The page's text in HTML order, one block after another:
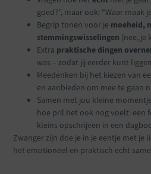
goed?”, maar ook: “Waar maak
Begrip tonen voor je moeheid,
stemmingswisselingen (nee, je
Extra praktische dingen
was – zodat jij eerder kunt
Meedenken bij het kiezen van
en aanbieden om mee te gaan
Samen met jou kleine
hoe pril het ook nog voelt: een
kleins opschrijven in een
Zwanger zijn doe je in je eentje met je
het emotioneel en praktisch echt